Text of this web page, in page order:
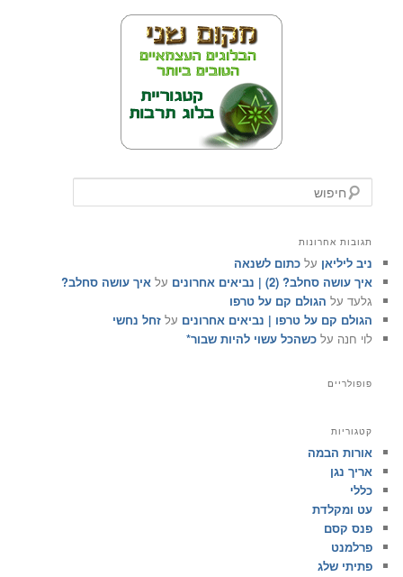
י
ותגובות אחרונות
ניב ליליאן עלכתום לשנאה
איך עושה סחלב? (2) | נביאים אחרונים
עלאיך עושה סחלב?
גלעד על הגולם קם על טרפו
הגולם קם על טרפו | נביאים אחרונים עלזחל נחשי
לוי חנה עלכשהכל עשוי להיות שבור*
פופולריים
קטגוריות
אורות הבמה
אריך נגן
כללי
עט ומקלדת
פנס קסם
פרלמנט
פתיתי שלג